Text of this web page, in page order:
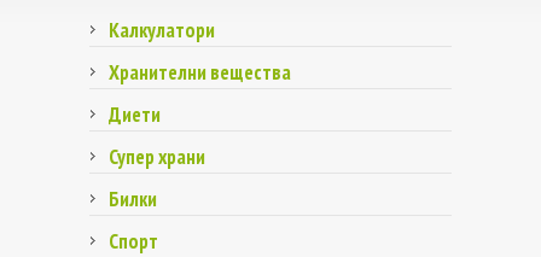
Калкулатори
Хранителни вещества
Диети
Супер храни
Билки
Спорт